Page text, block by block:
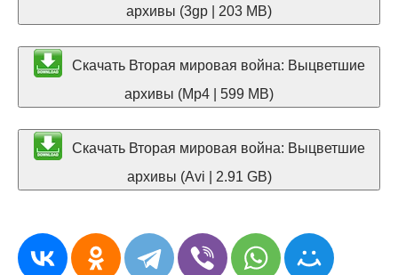
архивы (3gp | 203 MB)
Скачать Вторая мировая война: Выцветшие
архивы (Mp4 | 599 MB)
Скачать Вторая мировая война: Выцветшие
архивы (Avi | 2.91 GB)